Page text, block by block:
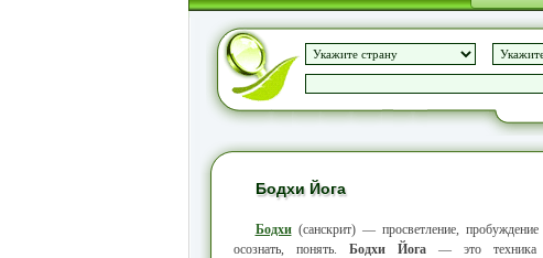
Бодхи Йога
Бодхи(санскрит) — просветление, пробуждение
осознать, понять. Бодхи Йога— это техника